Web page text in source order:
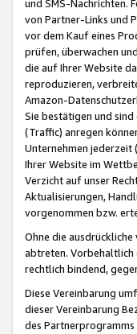
und SMS-Nachrichten.
von Partner-Links und
vor dem Kauf eines
prüfen, überwachen
die auf Ihrer Website
reproduzieren,
Amazon-
Sie bestätigen und
(Traffic) anregen
Unternehmen
Ihrer Website im
Verzicht auf unser
Aktualisierungen,
vorgenommen bzw.
Ohne die
abtreten. Vorbehaltlich
rechtlich bindend,
Diese Vereinbarung
dieser Vereinbarung
des